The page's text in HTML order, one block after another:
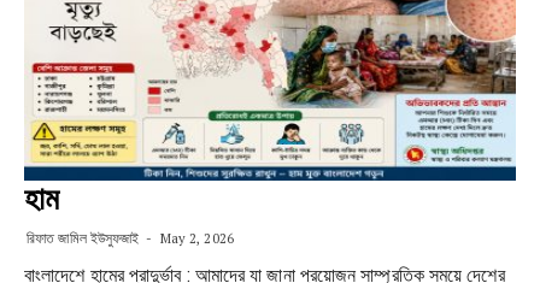
হাম
রিফাত জামিল ইউসুফজাই May 2, 2026
বাংলাদেশে হামের প্রাদুর্ভাব : আমাদের যা জানা প্রয়োজন সাম্প্রতিক সময়ে দেশের